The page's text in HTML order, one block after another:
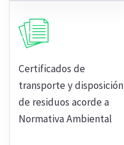
Certificados de
transporte y disposición
de residuos acorde a
Normativa Ambiental